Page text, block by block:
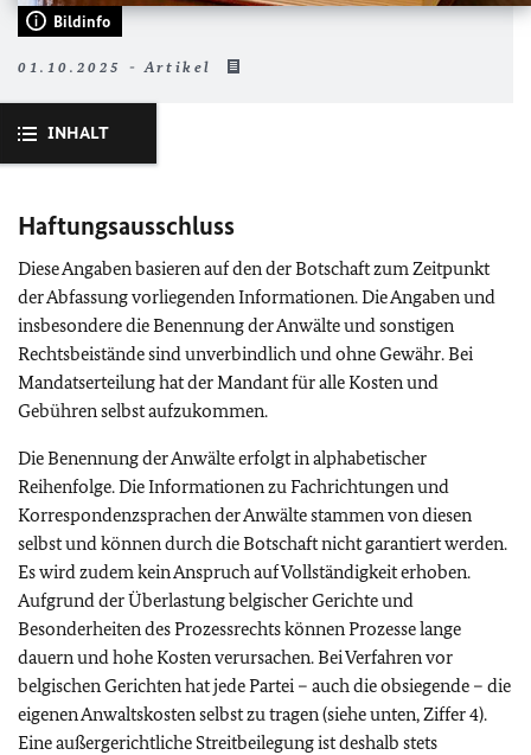
Bildinfo
01.10.2025 - Artikel
INHALT
Haftungsausschluss
Diese Angaben basieren auf den der Botschaft zum Zeitpunkt
der Abfassung vorliegenden Informationen. Die Angaben und
insbesondere die Benennung der Anwälte und sonstigen
Rechtsbeistände sind unverbindlich und ohne Gewähr. Bei
Mandatserteilung hat der Mandant für alle Kosten und
Gebühren selbst aufzukommen.
Die Benennung der Anwälte erfolgt in alphabetischer
Reihenfolge. Die Informationen zu Fachrichtungen und
Korrespondenzsprachen der Anwälte stammen von diesen
selbst und können durch die Botschaft nicht garantiert werden.
Es wird zudem kein Anspruch auf Vollständigkeit erhoben.
Aufgrund der Überlastung belgischer Gerichte und
Besonderheiten des Prozessrechts können Prozesse lange
dauern und hohe Kosten verursachen. Bei Verfahren vor
belgischen Gerichten hat jede Partei – auch die obsiegende – die
eigenen Anwaltskosten selbst zu tragen (siehe unten, Ziffer 4).
Eine außergerichtliche Streitbeilegung ist deshalb stets